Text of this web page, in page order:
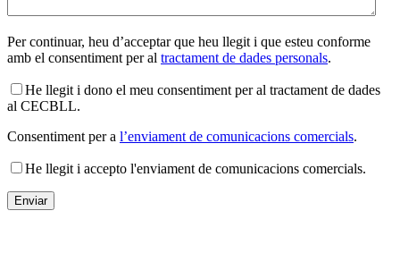
Per continuar, heu d’acceptar que heu llegit i que esteu conforme
amb el consentiment per al tractament de dades personals.
He llegit i dono el meu consentiment per al tractament de dades
al CECBLL.
Consentiment per a l’enviament de comunicacions comercials.
He llegit i accepto l'enviament de comunicacions comercials.